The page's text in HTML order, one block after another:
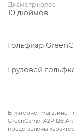
Диаметр колес
10 дюймов
Гольфкар
Грузовой
и материалов на
В интернет-магазине
GreenCamel A2P 126
представлены